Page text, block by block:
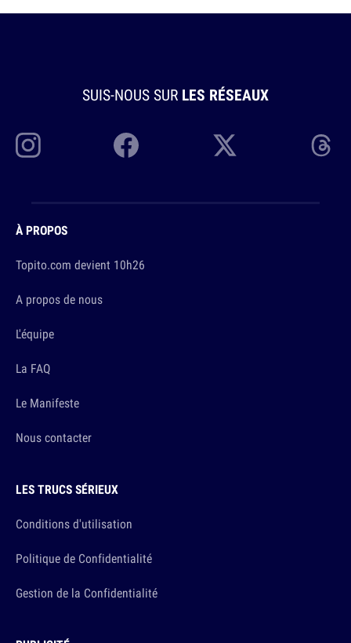
SUIS-NOUS SUR LES RÉSEAUX
À PROPOS
Topito.com devient 10h26
A propos de nous
L'équipe
La FAQ
Le Manifeste
Nous contacter
LES TRUCS SÉRIEUX
Conditions d'utilisation
Politique de Confidentialité
Gestion de la Confidentialité